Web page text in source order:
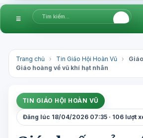
☰
Trang chủ › Tin Giáo Hội Hoàn Vũ ›
Giáo hoàng về vũ khí hạt nhân
TIN GIÁO HỘI HOÀN VŨ
Đăng lúc 18/04/2026 07:35 · 106 lượt